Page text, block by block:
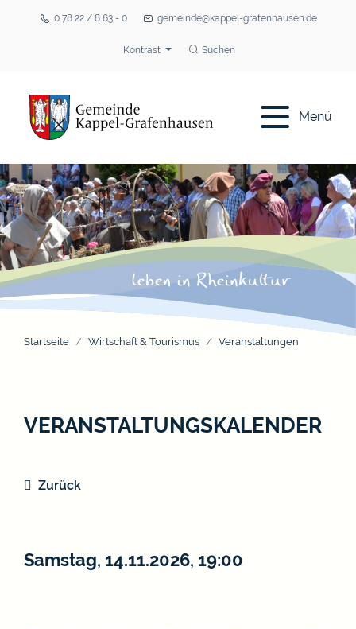
0 78 22 / 8 63 - 0 gemeinde@kappel-grafenhausen.de
Kontrast Suchen
Menü
Startseite Wirtschaft & Tourismus Veranstaltungen
VERANSTALTUNGSKALENDER
Zurück
Samstag, 14.11.2026, 19:00